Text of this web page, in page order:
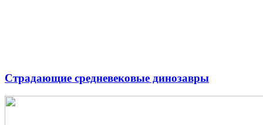
Страдающие средневековые динозавры